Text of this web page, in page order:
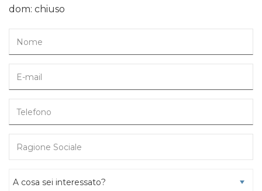
dom: chiuso